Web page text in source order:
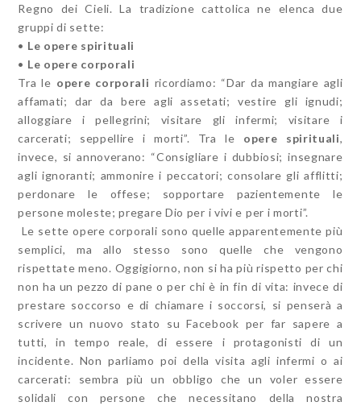
Regno dei Cieli. La tradizione cattolica ne elenca due
gruppi di sette:
• Le opere spirituali
• Le opere corporali
Tra le opere corporali ricordiamo: “Dar da mangiare agli
affamati; dar da bere agli assetati; vestire gli ignudi;
alloggiare i pellegrini; visitare gli infermi; visitare i
carcerati; seppellire i morti”. Tra le opere spirituali,
invece, si annoverano: “Consigliare i dubbiosi; insegnare
agli ignoranti; ammonire i peccatori; consolare gli afflitti;
perdonare le offese; sopportare pazientemente le
persone moleste; pregare Dio per i vivi e per i morti”.
Le sette opere corporali sono quelle apparentemente più
semplici, ma allo stesso sono quelle che vengono
rispettate meno. Oggigiorno, non si ha più rispetto per chi
non ha un pezzo di pane o per chi è in fin di vita: invece di
prestare soccorso e di chiamare i soccorsi, si penserà a
scrivere un nuovo stato su Facebook per far sapere a
tutti, in tempo reale, di essere i protagonisti di un
incidente. Non parliamo poi della visita agli infermi o ai
carcerati: sembra più un obbligo che un voler essere
solidali con persone che necessitano della nostra